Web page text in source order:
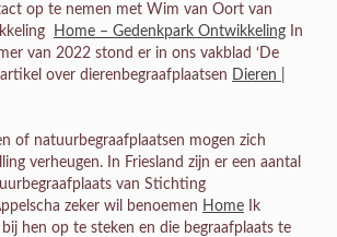
op te nemen met Wim van Oort van
Home – Gedenkpark Ontwikkeling In
van 2022 stond er in ons vakblad ‘De
over dierenbegraafplaatsen
Dieren |
of natuurbegraafplaatsen mogen zich
verheugen. In Friesland zijn er een aantal
van Stichting
zeker wil benoemen Home Ik
hen op te steken en die begraafplaats te